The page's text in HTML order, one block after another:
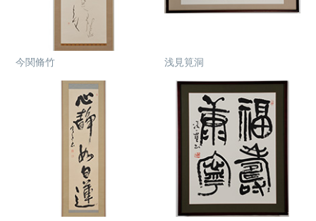
今関脩竹 浅見筧洞